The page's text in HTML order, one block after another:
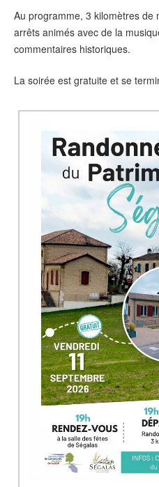
Au programme, 3 kilomètres
arrêts animés avec de la
commentaires historiques.
La soirée est gratuite et se